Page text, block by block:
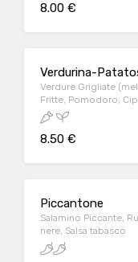
8.00 €
Verdurina-
Verdure Grigliate
Fritte, Pomodoro,
8.50 €
Piccantone
Salamino Piccante,
nere, Salsa tabasco